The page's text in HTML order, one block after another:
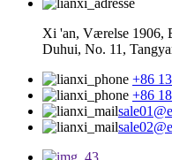
Xi 'an, Værelse 1906,
Duhui, No. 11,
+86
+86